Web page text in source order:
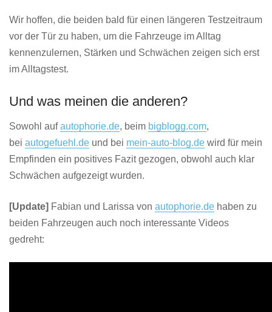
Wir hoffen, die beiden bald für einen längeren Testzeitraum
vor der Tür zu haben, um die Fahrzeuge im Alltag
kennenzulernen, Stärken und Schwächen zeigen sich erst
im Alltagstest.
Und was meinen die anderen?
Sowohl aufautophorie.de, beim bigblogg.com,
bei autogefuehl.de und bei mein-auto-blog.de wird für mein
Empfinden ein positives Fazit gezogen, obwohl auch klar
Schwächen aufgezeigt wurden.
[Update] Fabian und Larissa von autophorie.de haben zu
beiden Fahrzeugen auch noch interessante Videos
gedreht: